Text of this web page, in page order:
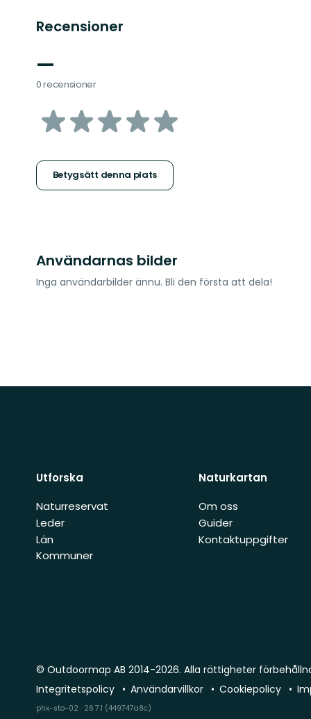
Recensioner
—
0 recensioner
av
stjärnor
Betygsätt denna plats
Användarnas bilder
Inga användarbilder ännu. Bli den första att dela!
Utforska
Naturreservat
Leder
Län
Kommuner
Naturkartan
Om oss
Guider
Kontaktuppgifter
© Outdoormap AB 2014-2026. Alla rättigheter
Integritetspolicy
Användarvillkor Cookiepolicy
phx-sto-02 · 26.7.1 (449747a8c)